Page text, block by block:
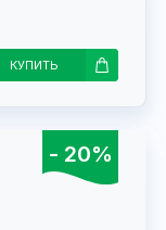
КУПИТЬ
- 20%